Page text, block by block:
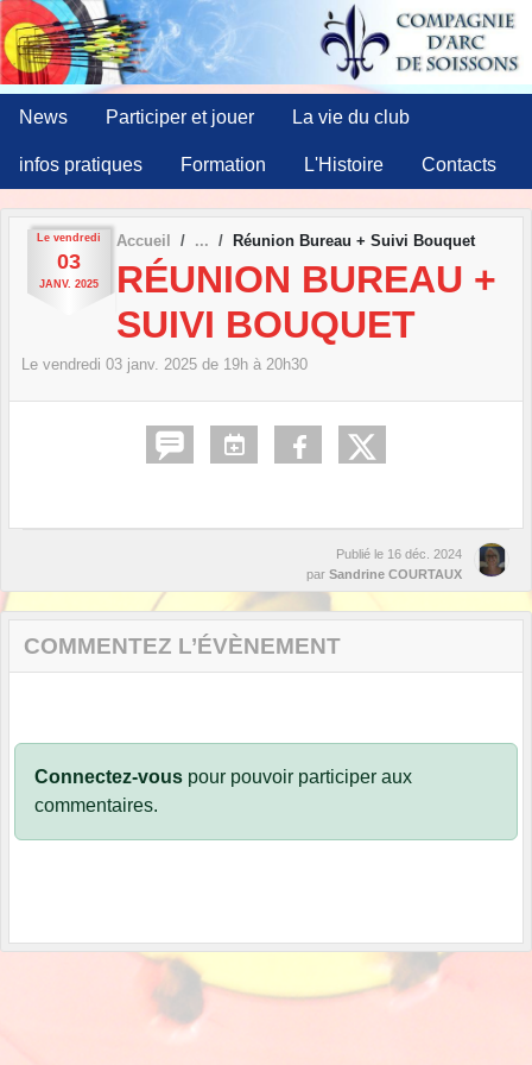
News Participer et jouer La vie du club
infos pratiques Formation L'Histoire Contacts
Le vendredi
03
JANV. 2025
Accueil Réunion Bureau + Suivi Bouquet
RÉUNION BUREAU +
SUIVI BOUQUET
Le vendredi 03 janv. 2025 de 19h à 20h30
Publié le 16 déc. 2024
par Sandrine COURTAUX
COMMENTEZ L’ÉVÈNEMENT
Connectez-vous pour pouvoir participer aux
commentaires.
Panneau de gestion des cookies